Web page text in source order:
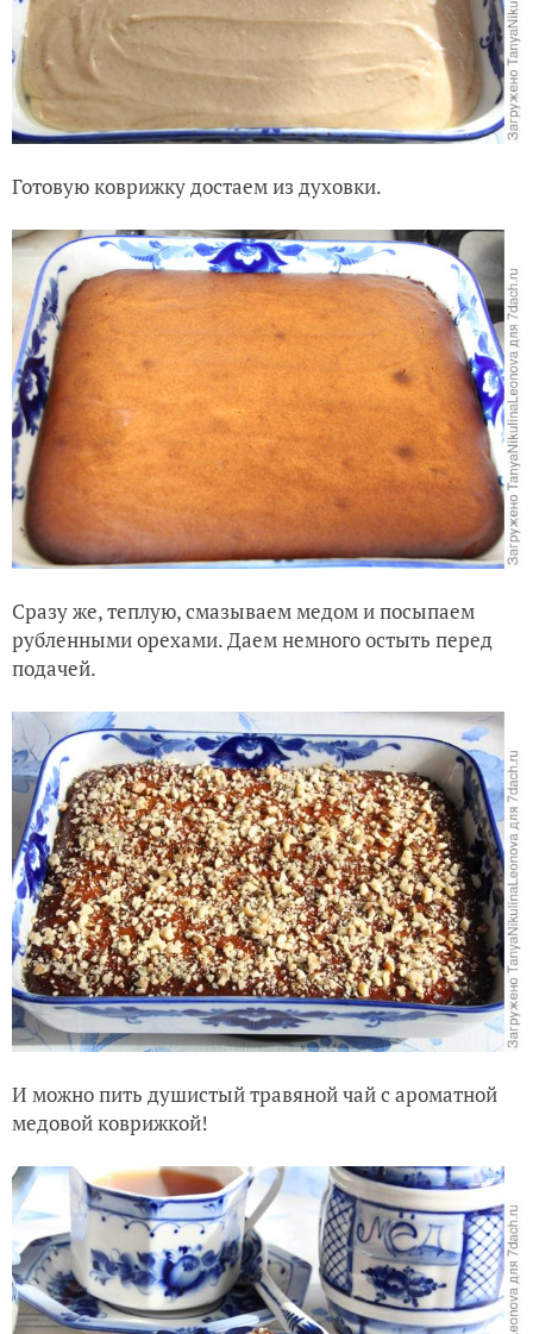
Готовую коврижку достаем из духовки.
Сразу же, теплую, смазываем медом и посыпаем
рубленными орехами. Даем немного остыть перед
подачей.
И можно пить душистый травяной чай с ароматной
медовой коврижкой!